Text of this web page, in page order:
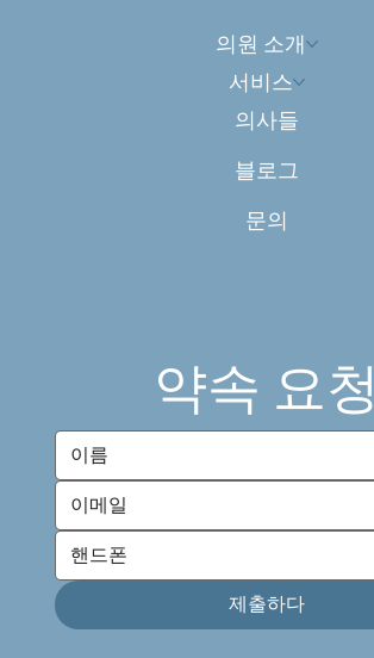
의원 소개
서비스
의사들
블로그
문의
약속 요청
제출하다